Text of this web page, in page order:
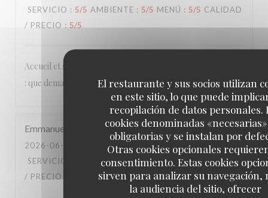
El restaurante y sus socios utilizan
en este sitio, lo que puede
recopilación de datos personales.
cookies denominadas
obligatorias y se instalan por
Otras cookies opcionales
consentimiento. Estas cookies
sirven para analizar su navegación,
la audiencia del sitio, ofrecer
SERVICIO : 5/5 AMBIENTE : 5/5 MENÚ : 5/5 CALIDAD
/ PRECIO : 5/5
Accueil et services agréables et détendus, cuisine délicieuse
: que demander de plus ?
Emmanuel
2026-06-20
- 20:15 - INVITADOS 2
SERVICIO
AMBIENTE: 3/5 MENÚ: 5/5 CALIDAD
/ PRECIO